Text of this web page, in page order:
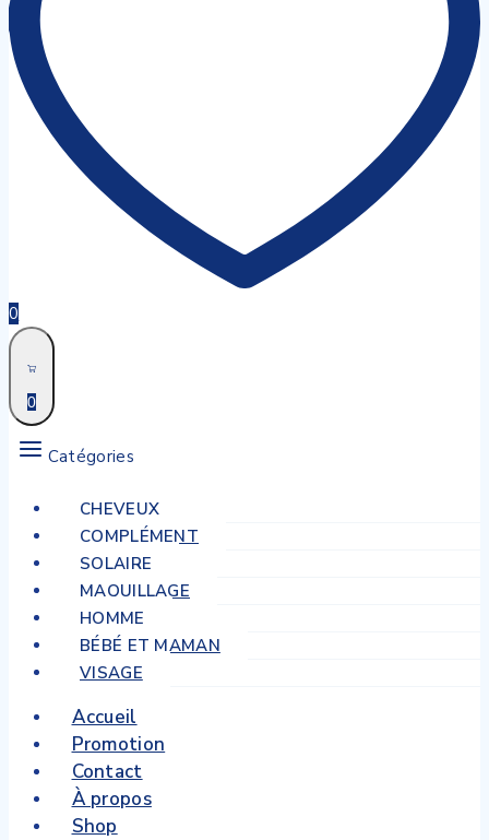
0
0
Catégories
CHEVEUX
COMPLÉMENT
SOLAIRE
MAQUILLAGE
HOMME
BÉBÉ ET MAMAN
VISAGE
Accueil
Promotion
Contact
À propos
Shop